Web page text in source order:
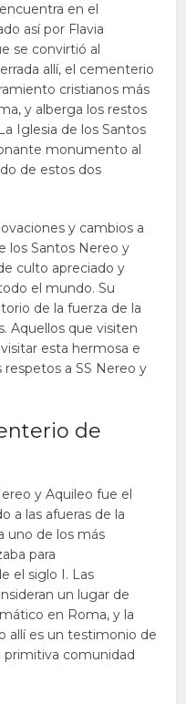
en el
así por Flavia
se convirtió al
allí, el cementerio
cristianos más
y alberga los restos
Iglesia de los Santos
monumento al
de estos dos
y cambios a
los Santos Nereo y
culto apreciado y
el mundo. Su
de la fuerza de la
Aquellos que visiten
esta hermosa e
respetos a SS Nereo y
de
y Aquileo fue el
a las afueras de la
uno de los más
para
el siglo I. Las
un lugar de
en Roma, y la
allí es un testimonio de
primitiva comunidad